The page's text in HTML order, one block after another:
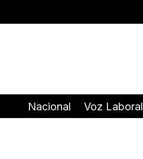
Nacional Voz Laboral